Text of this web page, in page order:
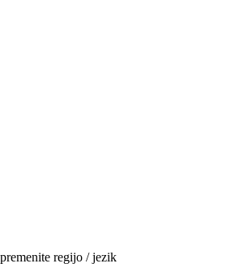
regijo / jezik